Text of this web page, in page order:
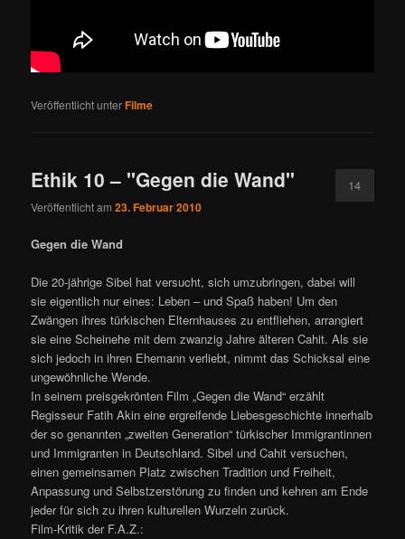
Veröffentlicht unterFilme
Ethik 10 – "Gegen die Wand"
Veröffentlicht am23. Februar 2010
14
Gegen die Wand
Die 20-jährige Sibel hat versucht, sich umzubringen, dabei will
sie eigentlich nur eines: Leben – und Spaß haben! Um den
Zwängen ihres türkischen Elternhauses zu entfliehen, arrangiert
sie eine Scheinehe mit dem zwanzig Jahre älteren Cahit. Als sie
sich jedoch in ihren Ehemann verliebt, nimmt das Schicksal eine
ungewöhnliche Wende.
In seinem preisgekrönten Film „Gegen die Wand“ erzählt
Regisseur Fatih Akin eine ergreifende Liebesgeschichte innerhalb
der so genannten „zweiten Generation“ türkischer Immigrantinnen
und Immigranten in Deutschland. Sibel und Cahit versuchen,
einen gemeinsamen Platz zwischen Tradition und Freiheit,
Anpassung und Selbstzerstörung zu finden und kehren am Ende
jeder für sich zu ihren kulturellen Wurzeln zurück.
Film-Kritik der F.A.Z.: